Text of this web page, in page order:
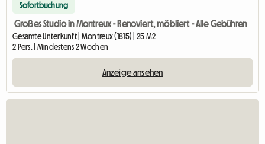
Sofortbuchung
Großes Studio in Montreux - Renoviert, möbliert - Alle Gebühren
Gesamte Unterkunft | Montreux (1815) | 25 M2
2 Pers. | Mindestens 2 Wochen
Anzeige ansehen